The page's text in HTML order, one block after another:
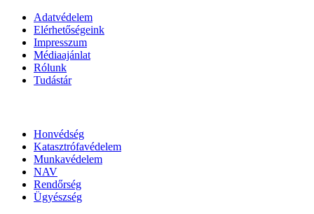
Adatvédelem
Elérhetőségeink
Impresszum
Médiaajánlat
Rólunk
Tudástár
Honvédség
Katasztrófavédelem
Munkavédelem
NAV
Rendőrség
Ügyészség